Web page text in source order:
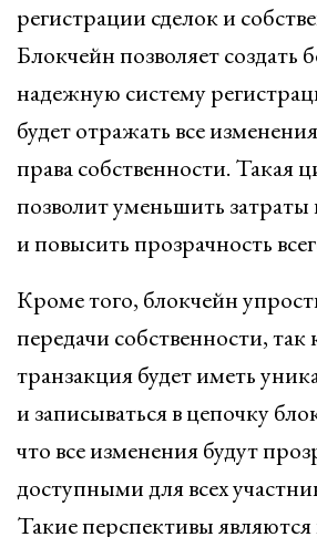
регистрации сделок и
Блокчейн позволяет создать
надежную систему
будет отражать все
права собственности. Такая
позволит уменьшить
и повысить прозрачность
Кроме того, блокчейн
передачи собственности, так
транзакция будет иметь
и записываться в цепочку
что все изменения будут
доступными для всех
Такие перспективы